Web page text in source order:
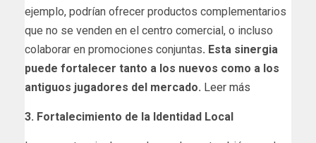
ejemplo, podrían ofrecer productos complementarios
que no se venden en el centro comercial, o incluso
colaborar en promociones conjuntas. Esta sinergia
puede fortalecer tanto a los nuevos como a los
antiguos jugadores del mercado. Leer más
3. Fortalecimiento de la Identidad Local